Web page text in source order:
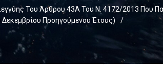
Του Άρθρου 43Α Του Ν. 4172/2013 Που
Προηγούμενου Έτους)
/